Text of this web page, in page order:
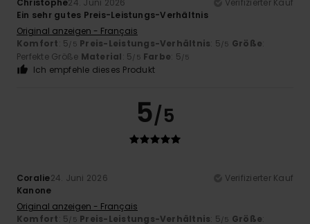
Christophe24. Juni 2026
Verifizierter Kauf
Ein sehr gutes Preis-Leistungs-Verhältnis
Original anzeigen - Français
Komfort: 5/5 Preis-Leistungs-Verhältnis: 5/5 Größe:
Perfekte Größe Material: 5/5 Farbe: 5/5
Ich empfehle dieses Produkt
5/5
Coralie24. Juni 2026
Verifizierter Kauf
Kanone
Original anzeigen - Français
Komfort: 5/5 Preis-Leistungs-Verhältnis: 5/5 Größe: